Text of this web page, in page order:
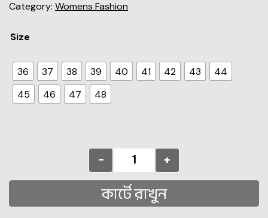
Category: Womens Fashion
Size
36 37 38 39 40 41 42 43
44
45
46 47 48
- +
কার্টে রাখুন